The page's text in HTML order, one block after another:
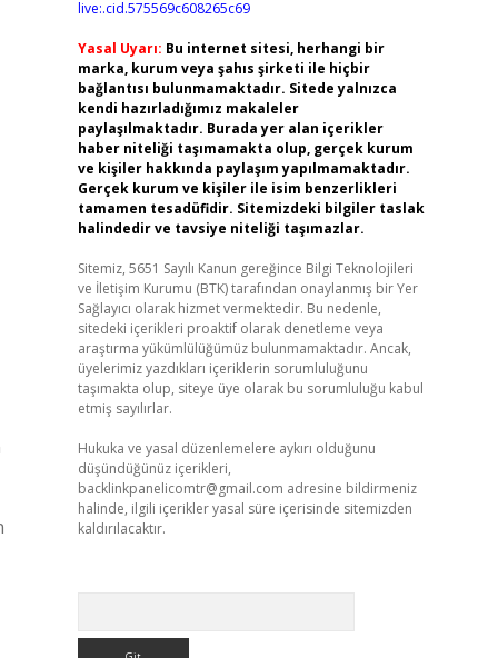
live:.cid.575569c608265c69
Yasal Uyarı: Bu internet sitesi, herhangi bir
marka, kurum veya şahıs şirketi ile hiçbir
bağlantısı bulunmamaktadır. Sitede yalnızca
kendi hazırladığımız makaleler
paylaşılmaktadır. Burada yer alan içerikler
haber niteliği taşımamakta olup, gerçek kurum
ve kişiler hakkında paylaşım yapılmamaktadır.
Gerçek kurum ve kişiler ile isim benzerlikleri
tamamen tesadüfidir. Sitemizdeki bilgiler taslak
halindedir ve tavsiye niteliği taşımazlar.
Sitemiz, 5651 Sayılı Kanun gereğince Bilgi Teknolojileri
ve İletişim Kurumu (BTK) tarafından onaylanmış bir Yer
Sağlayıcı olarak hizmet vermektedir. Bu nedenle,
sitedeki içerikleri proaktif olarak denetleme veya
araştırma yükümlülüğümüz bulunmamaktadır. Ancak,
üyelerimiz yazdıkları içeriklerin sorumluluğunu
taşımakta olup, siteye üye olarak bu sorumluluğu kabul
etmiş sayılırlar.
Hukuka ve yasal düzenlemelere aykırı olduğunu
düşündüğünüz içerikleri,
backlinkpanelicomtr@gmail.com adresine bildirmeniz
halinde, ilgili içerikler yasal süre içerisinde sitemizden
kaldırılacaktır.